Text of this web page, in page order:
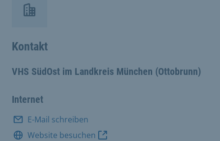
Kontakt
VHS SüdOst im Landkreis München (Ottobrunn)
Internet
E-Mail schreiben
Website besuchen